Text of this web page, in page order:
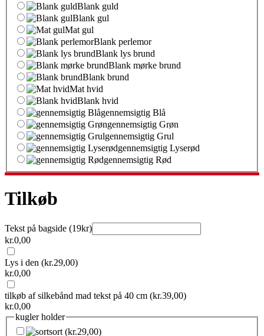
Blank guld
Blank gul
Mat gul
Blank perlemor
Blank lys brund
Blank mørke brund
Blank brund
Mat hvid
Blank hvid
gennemsigtig Blå
gennemsigtig Grøn
gennemsigtig Grul
gennemsigtig Lyserød
gennemsigtig Rød
Tilkøb
Tekst på bagside (19kr)
kr.0,00
Lys i den (kr.29,00)
kr.0,00
tilkøb af silkebånd mad tekst på 40 cm (kr.39,00)
kr.0,00
kugler holder
sort (kr.29,00)